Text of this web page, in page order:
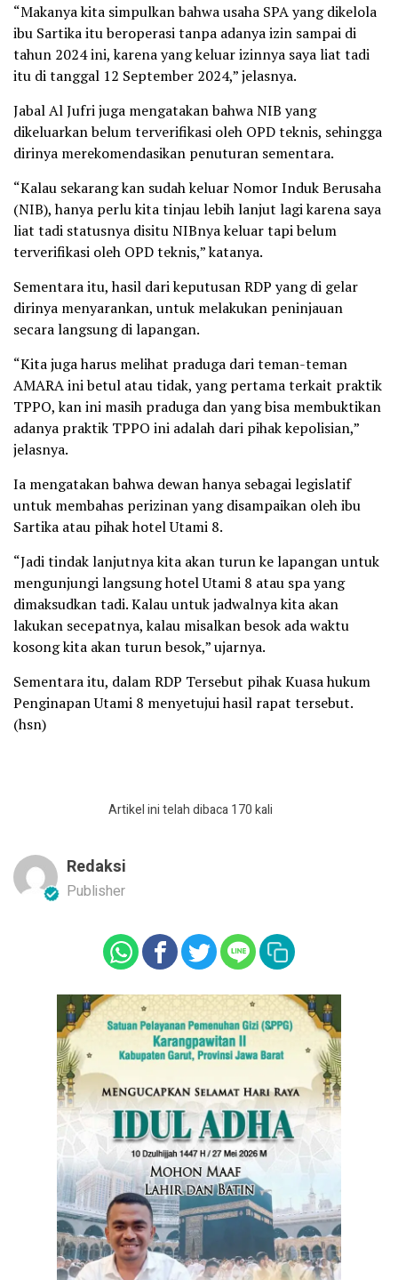
“Makanya kita simpulkan bahwa usaha SPA yang dikelola
ibu Sartika itu beroperasi tanpa adanya izin sampai di
tahun 2024 ini, karena yang keluar izinnya saya liat tadi
itu di tanggal 12 September 2024,” jelasnya.
Jabal Al Jufri juga mengatakan bahwa NIB yang
dikeluarkan belum terverifikasi oleh OPD teknis, sehingga
dirinya merekomendasikan penuturan sementara.
“Kalau sekarang kan sudah keluar Nomor Induk Berusaha
(NIB), hanya perlu kita tinjau lebih lanjut lagi karena saya
liat tadi statusnya disitu NIBnya keluar tapi belum
terverifikasi oleh OPD teknis,” katanya.
Sementara itu, hasil dari keputusan RDP yang di gelar
dirinya menyarankan, untuk melakukan peninjauan
secara langsung di lapangan.
“Kita juga harus melihat praduga dari teman-teman
AMARA ini betul atau tidak, yang pertama terkait praktik
TPPO, kan ini masih praduga dan yang bisa membuktikan
adanya praktik TPPO ini adalah dari pihak kepolisian,”
jelasnya.
Ia mengatakan bahwa dewan hanya sebagai legislatif
untuk membahas perizinan yang disampaikan oleh ibu
Sartika atau pihak hotel Utami 8.
“Jadi tindak lanjutnya kita akan turun ke lapangan untuk
mengunjungi langsung hotel Utami 8 atau spa yang
dimaksudkan tadi. Kalau untuk jadwalnya kita akan
lakukan secepatnya, kalau misalkan besok ada waktu
kosong kita akan turun besok,” ujarnya.
Sementara itu, dalam RDP Tersebut pihak Kuasa hukum
Penginapan Utami 8 menyetujui hasil rapat tersebut.
(hsn)
Artikel ini telah dibaca 170 kali
Redaksi
Publisher